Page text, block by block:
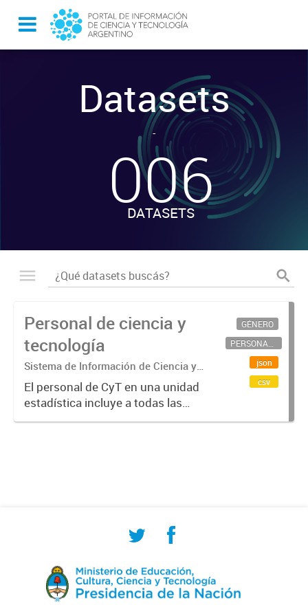
Datasets
-
006
DATASETS
Personal de ciencia y
tecnología
Sistema de Información de Ciencia y
Tecnología Argentino (SICYTAR)
El personal de CyT en una unidad
estadística incluye a todas las
personas involucradas
GÉNERO
PERSONAL CIENTÍFICO-TECNOLÓGICO
json
csv